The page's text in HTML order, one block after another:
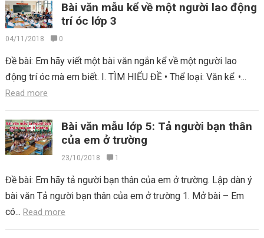
Bài văn mẫu kể về một người lao động
trí óc lớp 3
04/11/2018 0
Đề bài: Em hãy viết một bài văn ngắn kể về một người lao
động trí óc mà em biết. I. TÌM HIỂU ĐỀ • Thể loại: Văn kể. •...
Read more
Bài văn mẫu lớp 5: Tả người bạn thân
của em ở trường
23/10/2018 1
Đề bài: Em hãy tả người bạn thân của em ở trường. Lập dàn ý
bài văn Tả người bạn thân của em ở trường 1. Mở bài – Em
có... Read more